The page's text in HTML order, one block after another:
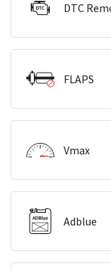
DTC
FLAPS
Vmax
Adblue